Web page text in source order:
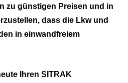
zu günstigen Preisen und in
dass die Lkw und
in einwandfreiem
Ihren SITRAK